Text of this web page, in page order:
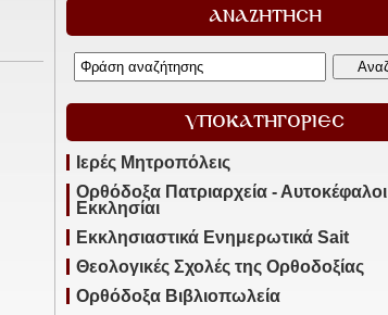
ΑΝΑΖΗΤΗΣΗ
ΥΠΟΚΑΤΗΓΟΡΙΕΣ
Ιερές Μητροπόλεις
Ορθόδοξα Πατριαρχεία - Αυτοκέφαλοι
Εκκλησίαι
Εκκλησιαστικά Ενημερωτικά Sait
Θεολογικές Σχολές της Ορθοδοξίας
Ορθόδοξα Βιβλιοπωλεία